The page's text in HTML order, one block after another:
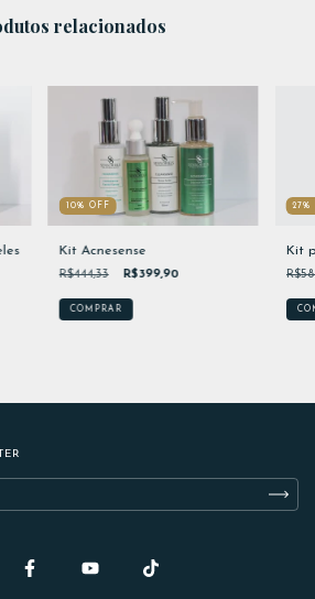
relacionados
10% OFF
Kit Acnesense
R$444,33 R$399,90
27%
Kit